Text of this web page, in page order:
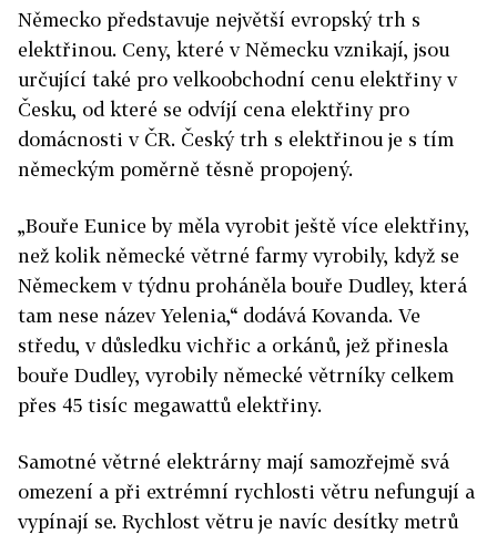
Německo představuje největší evropský trh s
elektřinou. Ceny, které v Německu vznikají, jsou
určující také pro velkoobchodní cenu elektřiny v
Česku, od které se odvíjí cena elektřiny pro
domácnosti v ČR. Český trh s elektřinou je s tím
německým poměrně těsně propojený.
„Bouře Eunice by měla vyrobit ještě více elektřiny,
než kolik německé větrné farmy vyrobily, když se
Německem v týdnu proháněla bouře Dudley, která
tam nese název Yelenia,“ dodává Kovanda. Ve
středu, v důsledku vichřic a orkánů, jež přinesla
bouře Dudley, vyrobily německé větrníky celkem
přes 45 tisíc megawattů elektřiny.
Samotné větrné elektrárny mají samozřejmě svá
omezení a při extrémní rychlosti větru nefungují a
vypínají se. Rychlost větru je navíc desítky metrů